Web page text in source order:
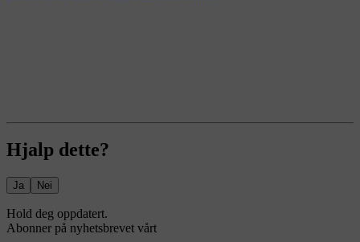
Hjalp dette?
Ja Nei